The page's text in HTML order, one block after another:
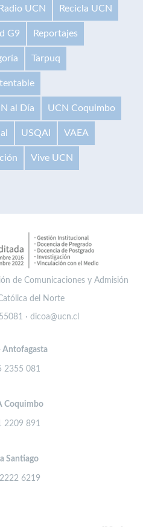
Radio UCN Recicla UCN
G9 Reportajes
Tarpuq
al Día UCN Coquimbo
USQAI VAEA
Vive UCN
de Comunicaciones y Admisión
del Norte
· dicoa@ucn.cl
Antofagasta
2355 081
Coquimbo
2209 891
Santiago
6219